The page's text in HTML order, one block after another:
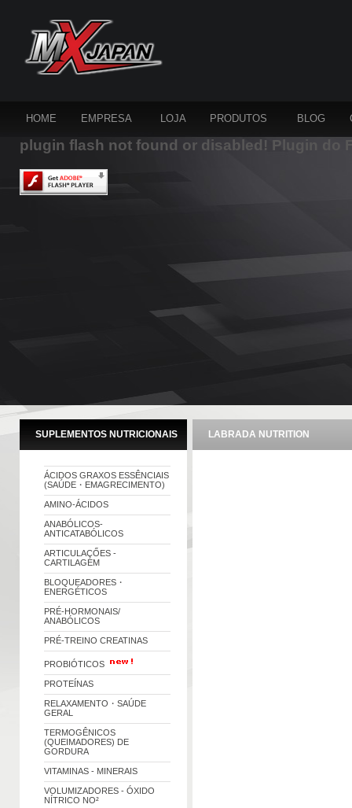
HOME EMPRESA LOJA PRODUTOS BLOG
plugin flash not found or disabled! Plugin do
SUPLEMENTOS NUTRICIONAIS
ÁCIDOS GRAXOS ESSÊNCIAIS
(SAÚDE・EMAGRECIMENTO)
AMINO-ÁCIDOS
ANABÓLICOS-
ANTICATABÓLICOS
ARTICULAÇŐES -
CARTILAGEM
BLOQUEADORES・
ENERGÉTICOS
PRÉ-HORMONAIS/
ANABÓLICOS
PRÉ-TREINO CREATINAS
PROBIÓTICOS
PROTEÍNAS
RELAXAMENTO・SAÚDE
GERAL
TERMOGÊNICOS
(QUEIMADORES) DE
GORDURA
VITAMINAS - MINERAIS
VOLUMIZADORES - ÓXIDO
NÍTRICO NO²
LABRADA NUTRITION